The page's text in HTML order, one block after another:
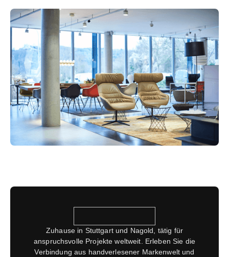
Zuhause in Stuttgart und Nagold, tätig für
anspruchsvolle Projekte weltweit. Erleben Sie die
Verbindung aus handverlesener Markenwelt und